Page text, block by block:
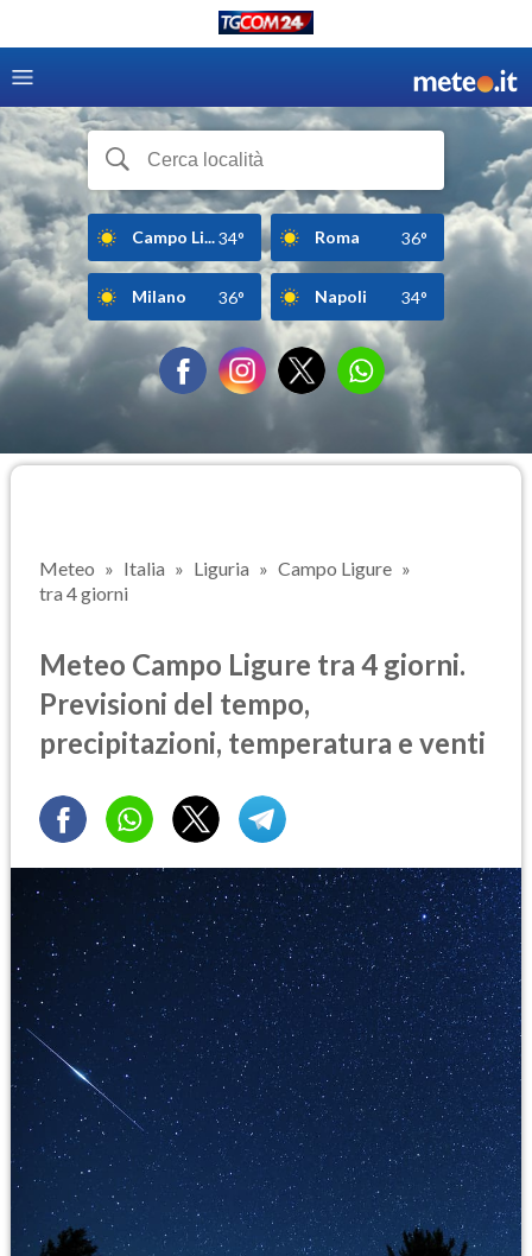
Campo Li...34° Roma 36°
Milano 36° Napoli 34°
Meteo Italia Liguria
Campo Ligure
tra 4 giorni
Meteo Campo Ligure tra 4 giorni.
Previsioni del tempo,
precipitazioni, temperatura e venti